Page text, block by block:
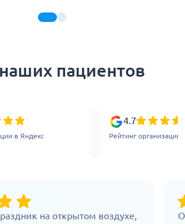
пациентов
в Яндекс
4.7
Рейтинг организации
на открытом воздухе,